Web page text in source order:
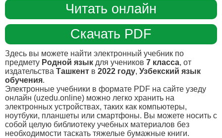
Читать онлайн
Скачать PDF
Здесь вы можете найти электронный учебник по
предмету Родной язык для учеников 7 класса, от
издательства Ташкент в 2022 году, Узбекский язык
обучения.
Электронные учебники в формате PDF на сайте узеду
онлайн (uzedu.online) можно легко хранить на
электронных устройствах, таких как компьютеры,
ноутбуки, планшеты или смартфоны. Вы можете носить с
собой целую библиотеку учебных материалов без
необходимости таскать тяжелые бумажные книги.